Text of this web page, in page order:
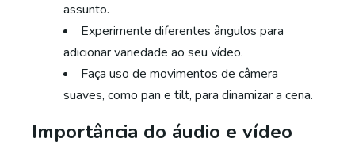
assunto.
Experimente diferentes ângulos para
adicionar variedade ao seu vídeo.
Faça uso de movimentos de câmera
suaves, como pan e tilt, para dinamizar a cena.
Importância do áudio e vídeo